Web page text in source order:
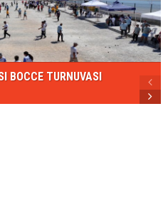
BOCCE TURNUVASI